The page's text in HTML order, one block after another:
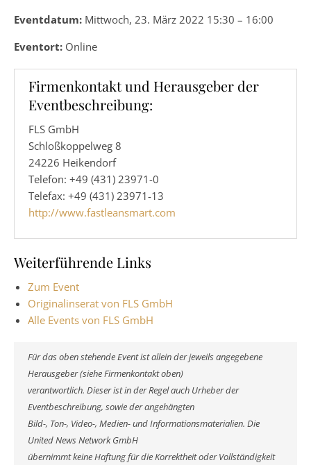
Eventdatum: Mittwoch, 23. März 2022 15:30 – 16:00
Eventort: Online
Firmenkontakt und Herausgeber der
Eventbeschreibung:
FLS GmbH
Schloßkoppelweg 8
24226 Heikendorf
Telefon: +49 (431) 23971-0
Telefax: +49 (431) 23971-13
http://www.fastleansmart.com
Weiterführende Links
Zum Event
Originalinserat von FLS GmbH
Alle Events von FLS GmbH
Für das oben stehende Event ist allein der jeweils angegebene
Herausgeber (siehe Firmenkontakt oben)
verantwortlich. Dieser ist in der Regel auch Urheber der
Eventbeschreibung, sowie der angehängten
Bild-, Ton-, Video-, Medien- und Informationsmaterialien. Die
United News Network GmbH
übernimmt keine Haftung für die Korrektheit oder Vollständigkeit